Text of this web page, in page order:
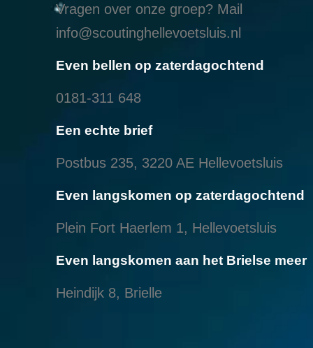
Vragen over onze groep? Mail
info@scoutinghellevoetsluis.nl
Even bellen op zaterdagochtend
0181-311 648
Een echte brief
Postbus 235, 3220 AE Hellevoetsluis
Even langskomen op zaterdagochtend
Plein Fort Haerlem 1, Hellevoetsluis
Even langskomen aan het Brielse meer
Heindijk 8, Brielle